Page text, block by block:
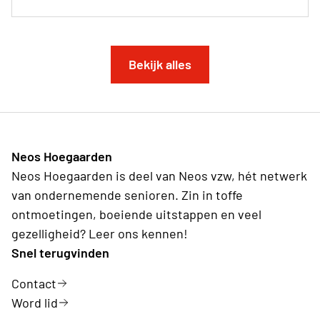
Bekijk alles
Neos Hoegaarden
Neos Hoegaarden is deel van Neos vzw, hét netwerk
van ondernemende senioren. Zin in toffe
ontmoetingen, boeiende uitstappen en veel
gezelligheid? Leer ons kennen!
Snel terugvinden
Contact
Word lid